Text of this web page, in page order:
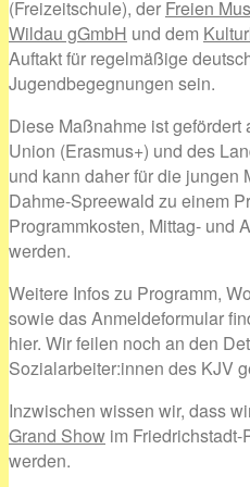
(Freizeitschule), der Freien
Wildau gGmbH und dem
Auftakt für regelmäßige
Jugendbegegnungen sein.
Diese Maßnahme ist
Union (Erasmus+) und des
und kann daher für die jungen
Dahme-Spreewald zu einem
Programmkosten, Mittag- und
werden.
Weitere Infos zu Programm,
sowie das Anmeldeformular
hier. Wir feilen noch an den
Sozialarbeiter:innen des KJV
Inzwischen wissen wir, dass
Grand Show im
werden.